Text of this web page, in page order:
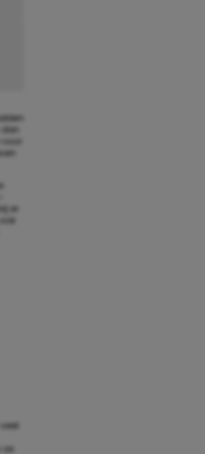
er
ze